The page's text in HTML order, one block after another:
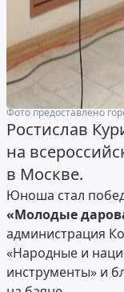
Фото предоставлено
Ростислав
на
в Москве.
Юноша стал
«Молодые
администрация
«Народные и
инструменты» и